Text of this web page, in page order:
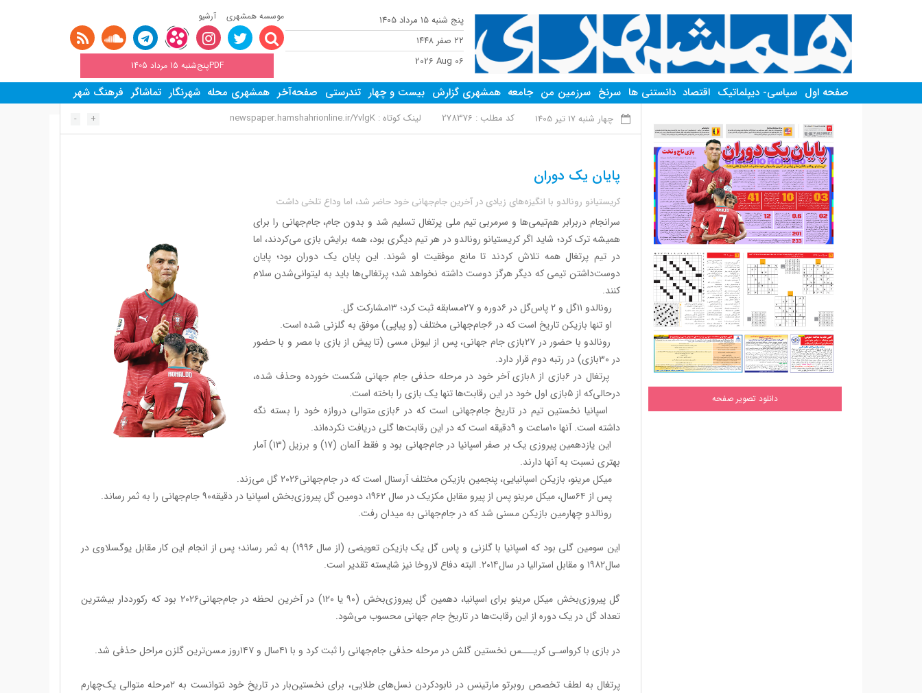
پنج شنبه 15 مرداد 1405
٢٢ صفر ١٤٤٨
2026 Aug 06
موسسه همشهری آرشیو
PDFپنج‌شنبه 15 مرداد 1405
صفحه اول سیاسی- دیپلماتیک اقتصاد دانستنی ها سرنخ سرزمین من جامعه همشهری گزارش بیست و چهار تندرستی صفحه‌آخر همشهری محله شهرنگار تماشاگر فرهنگ شهر
دانلود تصویر صفحه
چهار شنبه 17 تیر 1405 کد مطلب : 278376 لینک کوتاه : newspaper.hamshahrionline.ir/YvlgK
+
-
پایان یک دوران
کریستیانو رونالدو با انگیزه‌های زیادی در آخرین جام‌جهانی‌ خود حاضر شد، اما وداع تلخی داشت
سرانجام دربرابر هم‌تیمی‌ها و سرمربی تیم ملی پرتغال تسلیم شد و بدون جام، جام‌جهانی را برای
همیشه ترک کرد؛ شاید اگر کریستیانو رونالدو در هر تیم دیگری بود، همه برایش بازی می‌کردند، اما
در تیم پرتغال همه تلاش کردند تا مانع موفقیت او شوند. این پایان یک دوران بود؛ پایان
دوست‌داشتن تیمی که دیگر هرگز دوست داشته نخواهد شد؛ پرتغالی‌ها باید به لیتوانی‌شدن سلام
کنند.
رونالدو ۱۱گل و ۲ پاس‌گل در ۶‌دوره و ۲۷مسابقه ثبت کرد؛ ۱۳مشارکت گل.
او تنها بازیکن تاریخ است که در ۶جام‌جهانی مختلف (و پیاپی) موفق به گلزنی شده است.
رونالدو با حضور در ۲۷بازی جام ‌جهانی، پس از لیونل مسی (تا پیش از بازی با مصر و با حضور
در ۳۰بازی) در رتبه دوم قرار دارد.
پرتغال در ۶بازی از ۸بازی آخر خود در مرحله حذفی جام جهانی شکست خورده وحذف شده،
درحالی‌که از ۵بازی اول خود در این رقابت‌ها تنها یک بازی را باخته است.
اسپانیا نخستین تیم در تاریخ جام‌جهانی است که در ۶بازی متوالی دروازه خود را بسته نگه
داشته است. آنها ۱۰ساعت و ۹دقیقه است که در این رقابت‌ها گلی دریافت نکرده‌اند.
این یازدهمین پیروزی یک بر صفر اسپانیا در جام‌جهانی بود‌ و فقط آلمان (۱۷) و برزیل (۱۳) آمار
بهتری نسبت به آنها دارند.
میکل مرینو، بازیکن اسپانیایی، پنجمین بازیکن مختلف آرسنال است که در جام‌جهانی۲۰۲۶ گل می‌زند.
پس از ۶۴سال، میکل مرینو پس از پیرو مقابل مکزیک در سال ۱۹۶۲، دومین گل پیروزی‌بخش اسپانیا در دقیقه۹۰ جام‌جهانی را به ثمر رساند.
رونالدو چهارمین بازیکن مسنی شد که در جام‌جهانی به میدان رفت.
این سومین گلی بود که اسپانیا با گلزنی و پاس گل یک بازیکن تعویضی (از سال ۱۹۹۶) به ثمر رساند؛ پس از انجام این کار مقابل یوگسلاوی در
سال۱۹۸۲ و مقابل استرالیا در سال۲۰۱۴. البته دفاع لاروخا نیز شایسته تقدیر است.
گل پیروزی‌بخش میکل مرینو برای اسپانیا، دهمین گل پیروزی‌بخش (۹۰ یا ۱۲۰) در آخرین لحظه در جام‌جهانی۲۰۲۶ بود که رکورددار بیشترین
تعداد گل در یک دوره از این رقابت‌ها در تاریخ جام جهانی محسوب می‌شود.
در بازی با کرواسـی کریـــس نخستین گلش در مرحله حذفی جام‌جهانی را ثبت کرد و با ۴۱سال و ۱۴۷روز مسن‌ترین گلزن مراحل حذفی شد.
پرتغال به لطف تخصص روبرتو مارتینس در نابود‌کردن نسل‌های طلایی، برای نخستین‌بار در تاریخ خود نتوانست به ۲مرحله متوالی یک‌چهارم